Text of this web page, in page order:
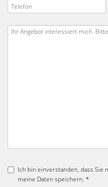
Ich bin einverstanden, dass Sie
meine Daten speichern. *